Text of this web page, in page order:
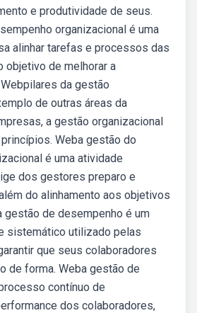
e produtividade de seus.
organizacional é uma
alinhar tarefas e processos das
objetivo de melhorar a
da gestão
de outras áreas da
a gestão organizacional
Weba gestão do
é uma atividade
dos gestores preparo e
do alinhamento aos objetivos
gestão de desempenho é um
sistemático utilizado pelas
que seus colaboradores
de forma. Weba gestão de
contínuo de
dos colaboradores,